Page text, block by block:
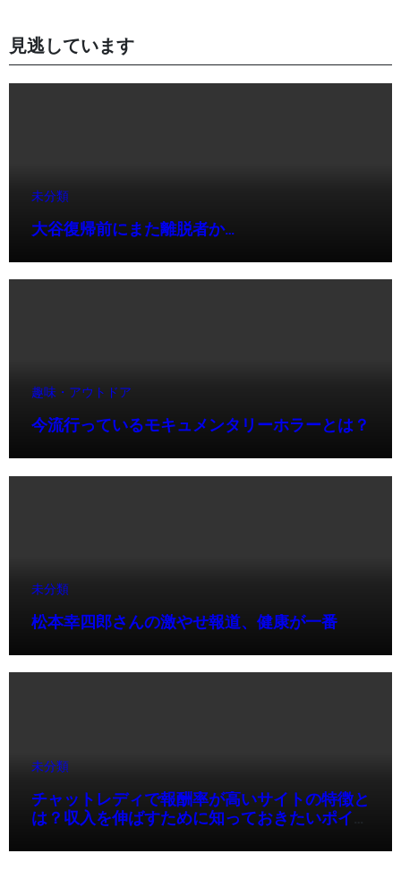
見逃しています
未分類
大谷復帰前にまた離脱者か…
趣味・アウトドア
今流行っているモキュメンタリーホラーとは？
未分類
松本幸四郎さんの激やせ報道、健康が一番
未分類
チャットレディで報酬率が高いサイトの特徴と
は？収入を伸ばすために知っておきたいポイン